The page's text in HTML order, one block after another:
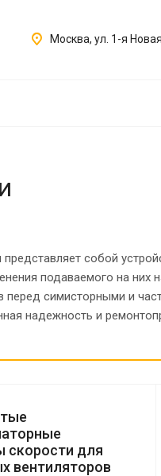
Москва, ул. 1-я
собой
подаваемого на
симисторными и
надежность и
скорости для
вентиляторов